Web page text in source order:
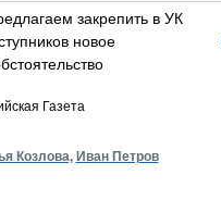
закрепить в УК
новое
Газета
Козлова, Иван Петров